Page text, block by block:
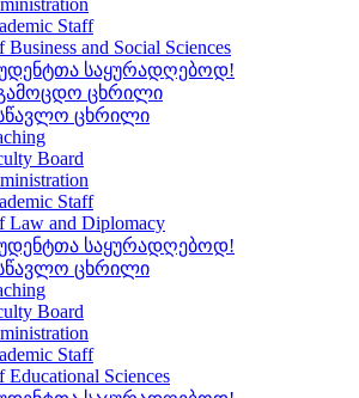
Staff
Business and Social Sciences
საყურადღებოდ!
ცხრილი
ცხრილი
Board
Staff
Law and Diplomacy
საყურადღებოდ!
ცხრილი
Board
Staff
Educational Sciences